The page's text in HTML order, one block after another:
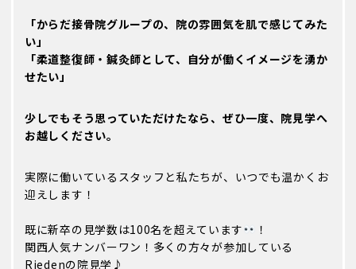
「からだ接骨院グループの、院の雰囲気を肌で感じてみた
い」
「柔道整復師・鍼灸師として、自分が働くイメージを湧か
せたい」
少しでもそう思っていただけたなら、ぜひ一度、院見学へ
お越しください。
実際に働いているスタッフと私たちが、いつでも温かくお
迎えします！
既に新卒の見学数は100名を超えています
！
関西人気ナンバーワン！多くの方々が参加している
Riedenの院見学♪